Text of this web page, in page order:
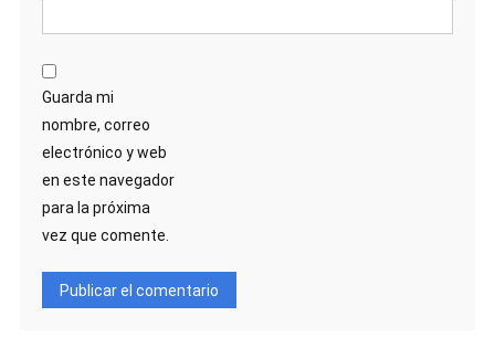
Guarda mi
nombre, correo
electrónico y web
en este navegador
para la próxima
vez que comente.